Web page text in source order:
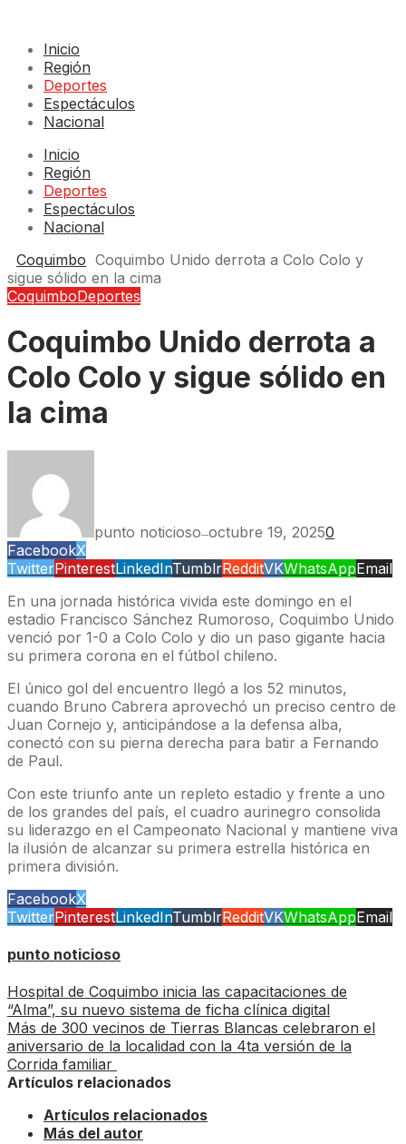
Inicio
Región
Deportes
Espectáculos
Nacional
Inicio
Región
Deportes
Espectáculos
Nacional
Coquimbo Coquimbo Unido derrota a Colo Colo y
sigue sólido en la cima
CoquimboDeportes
Coquimbo Unido derrota a
Colo Colo y sigue sólido en
la cima
punto noticioso—octubre 19, 20250
FacebookX
TwitterPinterestLinkedInTumblrRedditVKWhatsAppEmail
En una jornada histórica vivida este domingo en el
estadio Francisco Sánchez Rumoroso, Coquimbo Unido
venció por 1-0 a Colo Colo y dio un paso gigante hacia
su primera corona en el fútbol chileno.
El único gol del encuentro llegó a los 52 minutos,
cuando Bruno Cabrera aprovechó un preciso centro de
Juan Cornejo y, anticipándose a la defensa alba,
conectó con su pierna derecha para batir a Fernando
de Paul.
Con este triunfo ante un repleto estadio y frente a uno
de los grandes del país, el cuadro aurinegro consolida
su liderazgo en el Campeonato Nacional y mantiene viva
la ilusión de alcanzar su primera estrella histórica en
primera división.
FacebookX
TwitterPinterestLinkedInTumblrRedditVKWhatsAppEmail
punto noticioso
Hospital de Coquimbo inicia las capacitaciones de
“Alma”, su nuevo sistema de ficha clínica digital
Más de 300 vecinos de Tierras Blancas celebraron el
aniversario de la localidad con la 4ta versión de la
Corrida familiar
Artículos relacionados
Artículos relacionados
Más del autor